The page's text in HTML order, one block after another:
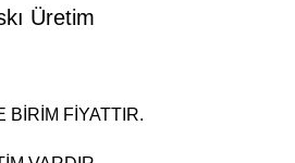
Üretim
BİRİM FİYATTIR.